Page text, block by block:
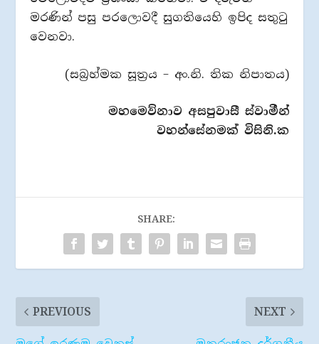
මරණින් පසු පරලොවදී සුගතියෙහි ඉපිද සතුටු
වෙනවා.
(සබ්‍රහ්මක සූත්‍රය – අං.නි. තික නිපාතය)
මහමෙව්නාව අසපුවාසී ස්වාමීන්
වහන්සේනමක් විසිනි.ක
SHARE:
PREVIOUS NEXT